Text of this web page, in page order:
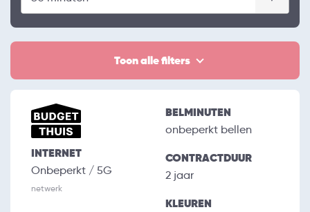
Toon alle filters
INTERNET
Onbeperkt / 5G
netwerk
BELMINUTEN
onbeperkt bellen
CONTRACTDUUR
2 jaar
KLEUREN